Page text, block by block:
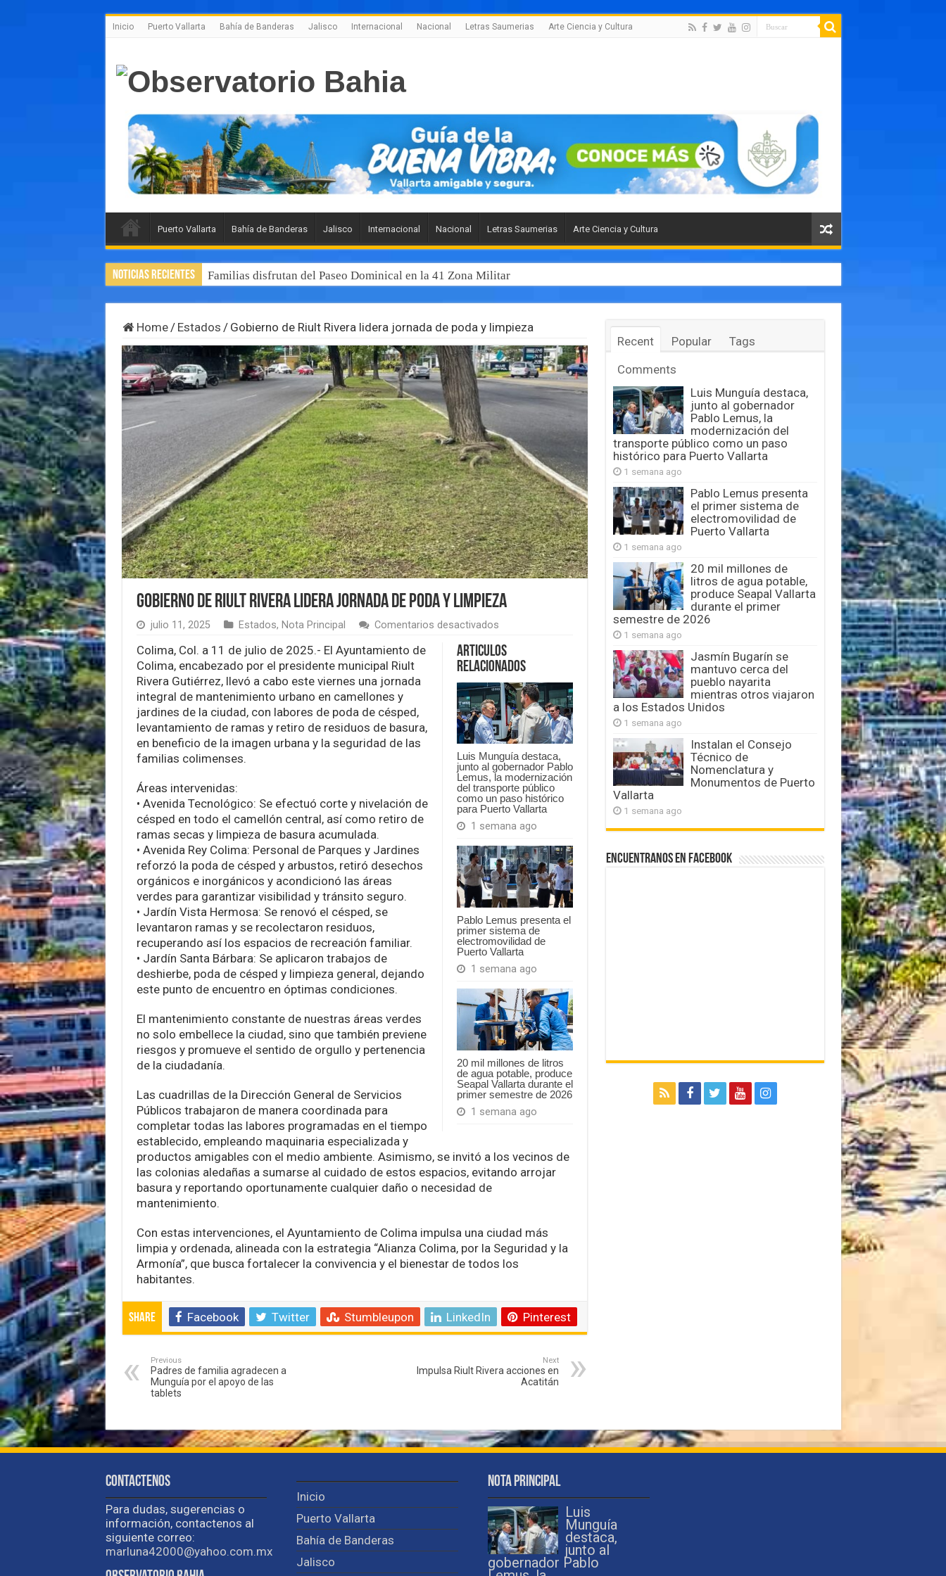
Inicio Puerto Vallarta Bahía de Banderas Jalisco Internacional Nacional Letras Saumerias Arte Ciencia y Cultura
Puerto Vallarta Bahía de Banderas Jalisco Internacional Nacional Letras Saumerias Arte Ciencia y Cultura
Noticias Recientes Familias disfrutan del Paseo Dominical en la 41 Zona Militar
Home / Estados / Gobierno de Riult Rivera lidera jornada de poda y limpieza
Gobierno de Riult Rivera lidera jornada de poda y limpieza
julio 11, 2025 Estados, Nota Principal Comentarios desactivadosen
de
Riult
Rivera
lidera
jornada
de
poda
y
limpieza
Articulos
Relacionados
Luis Munguía destaca,
junto al gobernador Pablo
Lemus, la modernización
del transporte público
como un paso histórico
para Puerto Vallarta
1 semana ago
Pablo Lemus presenta el
primer sistema de
electromovilidad de
Puerto Vallarta
1 semana ago
20 mil millones de litros
de agua potable, produce
Seapal Vallarta durante el
primer semestre de 2026
1 semana ago
Colima, Col. a 11 de julio de 2025.- El Ayuntamiento de
Colima, encabezado por el presidente municipal Riult
Rivera Gutiérrez, llevó a cabo este viernes una jornada
integral de mantenimiento urbano en camellones y
jardines de la ciudad, con labores de poda de césped,
levantamiento de ramas y retiro de residuos de basura,
en beneficio de la imagen urbana y la seguridad de las
familias colimenses.
Áreas intervenidas:
• Avenida Tecnológico: Se efectuó corte y nivelación de
césped en todo el camellón central, así como retiro de
ramas secas y limpieza de basura acumulada.
• Avenida Rey Colima: Personal de Parques y Jardines
reforzó la poda de césped y arbustos, retiró desechos
orgánicos e inorgánicos y acondicionó las áreas
verdes para garantizar visibilidad y tránsito seguro.
• Jardín Vista Hermosa: Se renovó el césped, se
levantaron ramas y se recolectaron residuos,
recuperando así los espacios de recreación familiar.
• Jardín Santa Bárbara: Se aplicaron trabajos de
deshierbe, poda de césped y limpieza general, dejando
este punto de encuentro en óptimas condiciones.
El mantenimiento constante de nuestras áreas verdes
no solo embellece la ciudad, sino que también previene
riesgos y promueve el sentido de orgullo y pertenencia
de la ciudadanía.
Las cuadrillas de la Dirección General de Servicios
Públicos trabajaron de manera coordinada para
completar todas las labores programadas en el tiempo
establecido, empleando maquinaria especializada y
productos amigables con el medio ambiente. Asimismo, se invitó a los vecinos de
las colonias aledañas a sumarse al cuidado de estos espacios, evitando arrojar
basura y reportando oportunamente cualquier daño o necesidad de
mantenimiento.
Con estas intervenciones, el Ayuntamiento de Colima impulsa una ciudad más
limpia y ordenada, alineada con la estrategia “Alianza Colima, por la Seguridad y la
Armonía”, que busca fortalecer la convivencia y el bienestar de todos los
habitantes.
Share Facebook Twitter Stumbleupon LinkedIn Pinterest
Previous
Padres de familia agradecen a
Munguía por el apoyo de las
tablets
Next
Impulsa Riult Rivera acciones en
Acatitán
Recent Popular
Tags
Comments
Luis Munguía destaca,
junto al gobernador
Pablo Lemus, la
modernización del
transporte público como un paso
histórico para Puerto Vallarta
1 semana ago
Pablo Lemus presenta
el primer sistema de
electromovilidad de
Puerto Vallarta
1 semana ago
20 mil millones de
litros de agua potable,
produce Seapal Vallarta
durante el primer
semestre de 2026
1 semana ago
Jasmín Bugarín se
mantuvo cerca del
pueblo nayarita
mientras otros viajaron
a los Estados Unidos
1 semana ago
Instalan el Consejo
Técnico de
Nomenclatura y
Monumentos de Puerto
Vallarta
1 semana ago
Encuentranos en Facebook
Contactenos
Para dudas, sugerencias o
información, contactenos al
siguiente correo:
marluna42000@yahoo.com.mx
Inicio
Puerto Vallarta
Bahía de Banderas
Jalisco
Nota Principal
Luis
Munguía
destaca,
junto al
gobernador Pablo